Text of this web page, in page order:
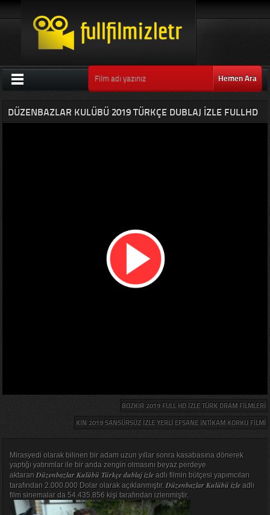
Hemen Ara
DÜZENBAZLAR KULÜBÜ 2019 TÜRKÇE DUBLAJ IZLE FULLHD
BOZKIR 2019 FULL HD IZLE TÜRK DRAM FILMLERI
KIN 2019 SANSÜRSÜZ IZLE YERLI EFSANE INTIKAM KORKU FILMI
Mirasyedi olarak bilinen bir adam uzun yıllar sonra kasabasına dönerek
yaptığı yatırımlar ile bir anda zengin olmasını beyaz perdeye
aktaran Düzenbazlar Kulübü Türkçe dublaj izleadlı filmin bütçesi yapımcıları
tarafından 2.000.000 Dolar olarak açıklanmıştır. Düzenbazlar Kulübü izleadlı
film sinemalar da 54.435.856 kişi tarafından izlenmiştir.